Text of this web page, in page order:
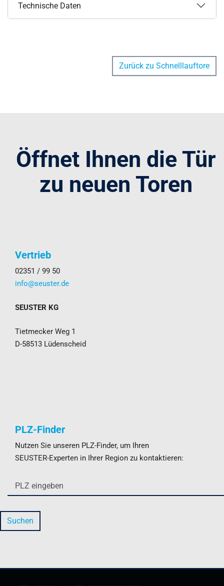
Technische Daten
Zurück zu Schnelllauftore
Öffnet Ihnen die Tür
zu neuen Toren
Vertrieb
02351 / 99 50
info@seuster.de
SEUSTER KG
Tietmecker Weg 1
D-58513 Lüdenscheid
PLZ-Finder
Nutzen Sie unseren PLZ-Finder, um Ihren
SEUSTER-Experten in Ihrer Region zu kontaktieren: